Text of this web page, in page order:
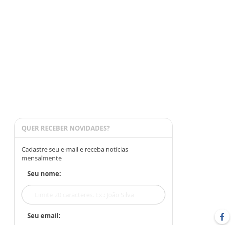
QUER RECEBER NOVIDADES?
Cadastre seu e-mail e receba notícias
mensalmente
Seu nome:
Seu email: